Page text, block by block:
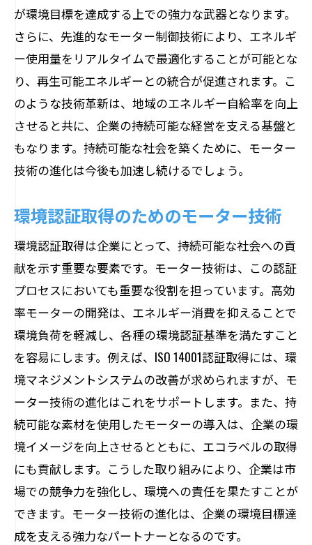
が環境目標を達成する上での強力な武器となります。
さらに、先進的なモーター制御技術により、エネルギ
ー使用量をリアルタイムで最適化することが可能とな
り、再生可能エネルギーとの統合が促進されます。こ
のような技術革新は、地域のエネルギー自給率を向上
させると共に、企業の持続可能な経営を支える基盤と
もなります。持続可能な社会を築くために、モーター
技術の進化は今後も加速し続けるでしょう。
環境認証取得のためのモーター技術
環境認証取得は企業にとって、持続可能な社会への貢
献を示す重要な要素です。モーター技術は、この認証
プロセスにおいても重要な役割を担っています。高効
率モーターの開発は、エネルギー消費を抑えることで
環境負荷を軽減し、各種の環境認証基準を満たすこと
を容易にします。例えば、ISO 14001認証取得には、環
境マネジメントシステムの改善が求められますが、モ
ーター技術の進化はこれをサポートします。また、持
続可能な素材を使用したモーターの導入は、企業の環
境イメージを向上させるとともに、エコラベルの取得
にも貢献します。こうした取り組みにより、企業は市
場での競争力を強化し、環境への責任を果たすことが
できます。モーター技術の進化は、企業の環境目標達
成を支える強力なパートナーとなるのです。